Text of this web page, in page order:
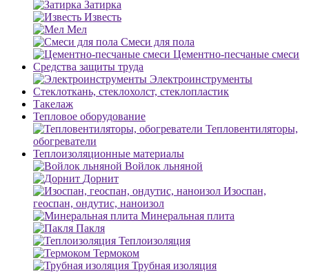
Затирка
Известь
Мел
Смеси для пола
Цементно-песчаные смеси
Средства защиты труда
Электроинструменты
Стеклоткань, стеклохолст, стеклопластик
Такелаж
Тепловое оборудование
Тепловентиляторы,
обогреватели
Теплоизоляционные материалы
Войлок льняной
Дорнит
Изоспан,
геоспан, ондутис, наноизол
Минеральная плита
Пакля
Теплоизоляция
Термоком
Трубная изоляция